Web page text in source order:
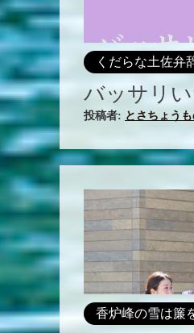
くだらな土佐弁
バッサリ
投稿者: とさちょう
香炉峰の雪は簾